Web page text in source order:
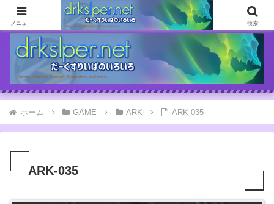
ゲームとか自分の体験談とか書いてます
ホーム GAME ARK ARK-035
ARK-035
メニュー 検索